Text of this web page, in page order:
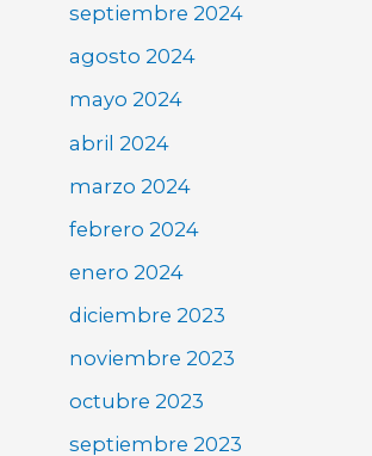
septiembre 2024
agosto 2024
mayo 2024
abril 2024
marzo 2024
febrero 2024
enero 2024
diciembre 2023
noviembre 2023
octubre 2023
septiembre 2023